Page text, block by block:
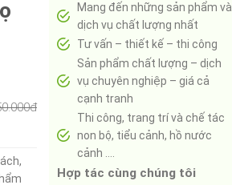
Mang đến những sản phẩm và
dịch vụ chất lượng nhất
Tư vấn – thiết kế – thi công
Sản phẩm chất lượng – dịch
vụ chuyên nghiệp – giá cả
cạnh tranh
Thi công, trang trí và chế tác
non bộ, tiểu cảnh, hồ nước
cảnh ….
Hợp tác cùng chúng tôi